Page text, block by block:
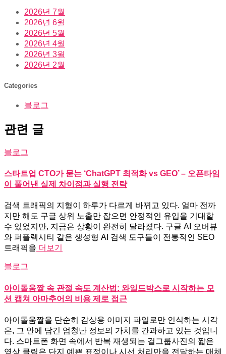
2026년 7월
2026년 6월
2026년 5월
2026년 4월
2026년 3월
2026년 2월
Categories
블로그
관련 글
블로그
스타트업 CTO가 묻는 ‘ChatGPT 최적화 vs GEO’ – 오픈타임
이 풀어낸 실제 차이점과 실행 전략
검색 트래픽의 지형이 하루가 다르게 바뀌고 있다. 얼마 전까
지만 해도 구글 상위 노출만 잡으면 안정적인 유입을 기대할
수 있었지만, 지금은 상황이 완전히 달라졌다. 구글 AI 오버뷰
와 퍼플렉시티 같은 생성형 AI 검색 도구들이 전통적인 SEO
트래픽을 더보기
블로그
아이돌움짤 속 관절 속도 계산법: 와일드박스로 시작하는 모
션 캡쳐 아마추어의 비용 제로 접근
아이돌움짤을 단순히 감상용 이미지 파일로만 인식하는 시각
은, 그 안에 담긴 엄청난 정보의 가치를 간과하고 있는 것입니
다. 스마트폰 화면 속에서 반복 재생되는 걸그룹사진의 짧은
영상 클립은 단지 예쁜 표정이나 시선 처리만을 전달하는 매체